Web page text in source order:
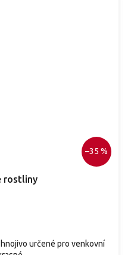
–35 %
rostliny
určené pro venkovní